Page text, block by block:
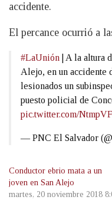
accidente.
El percance ocurrió a
#LaUnión | A la altura
Alejo, en un accidente
lesionados un
puesto policial de
pic.twitter.com/
— PNC El Salvador
Conductor ebrio mata a un
joven en San Alejo
martes, 20 noviembre 2018